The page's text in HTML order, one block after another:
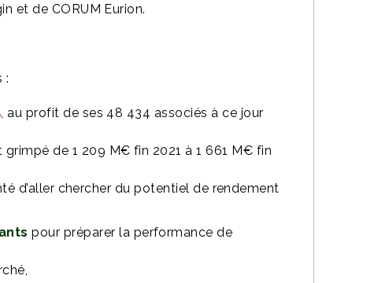
et de CORUM Eurion.
:
, au profit de ses 48 434 associés à ce jour
de 1 209 M€ fin 2021 à 1 661 M€ fin
d’aller chercher du potentiel de rendement
pour préparer la performance de